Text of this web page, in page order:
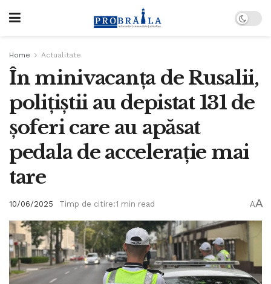
Home Actualitate
În minivacanța de Rusalii,
polițiștii au depistat 131 de
șoferi care au apăsat
pedala de accelerație mai
tare
10/06/2025 Timp de citire:1 min read AA